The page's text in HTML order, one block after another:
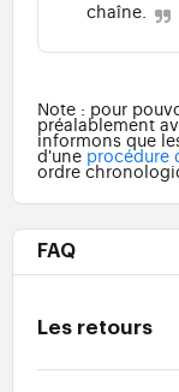
chaîne.
Note : pour
préalablement
informons que
d'une procédure
ordre
FAQ
Les retours